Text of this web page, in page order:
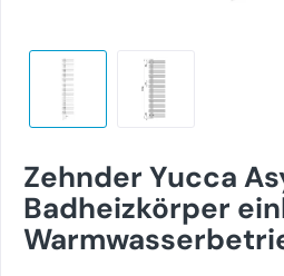
Zehnder Yucca
Badheizkörper